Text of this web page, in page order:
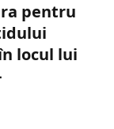
pentru
locul lui